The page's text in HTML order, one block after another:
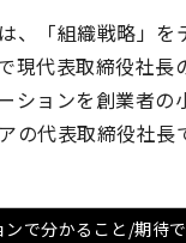
、「組織戦略」を
現代表取締役社長
ションを創業者の
の代表取締役社長
ンで分かること/期待